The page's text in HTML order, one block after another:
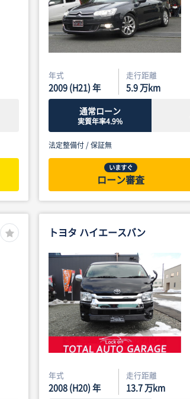
年式
2009 (H21) 年
走行距離
5.9万km
通常ローン
実質年率4.9%
法定整備付 /保証無
いますぐ
ローン審査
トヨタ ハイエースバン
年式
2008 (H20) 年
走行距離
13.7万km